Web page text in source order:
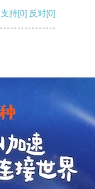
支持[0] 反对[0]
支持 [0] 反对 [0]